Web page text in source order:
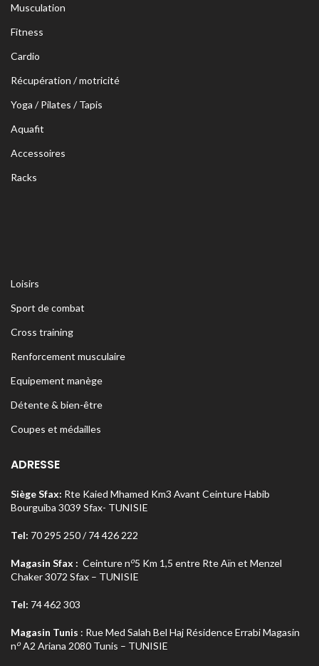
Musculation
Fitness
Cardio
Récupération / motricité
Yoga / Pilates / Tapis
Aquafit
Accessoires
Racks
Loisirs
Sport de combat
Cross training
Renforcement musculaire
Equipement manège
Détente & bien-être
Coupes et médailles
ADRESSE
Siège Sfax: Rte Kaied Mhamed Km3 Avant Ceinture Habib
Bourguiba 3039 Sfax- TUNISIE
Tel: 70 295 250 / 74 426 222
Magasin Sfax : Ceinture no5 Km 1,5 entre Rte Aïn et Menzel
Chaker 3072 Sfax – TUNISIE
Tel: 74 462 303
Magasin Tunis : Rue Med Salah Bel Haj Résidence Errabi Magasin
noA2 Ariana 2080 Tunis – TUNISIE